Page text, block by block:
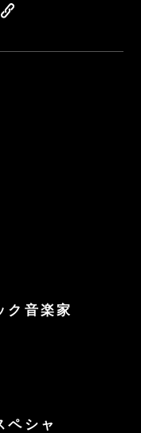
ク音楽家
ペシャ